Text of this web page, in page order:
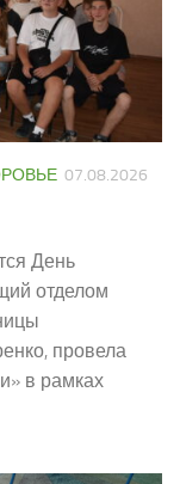
07.08.2026
День
отделом
провела
в рамках